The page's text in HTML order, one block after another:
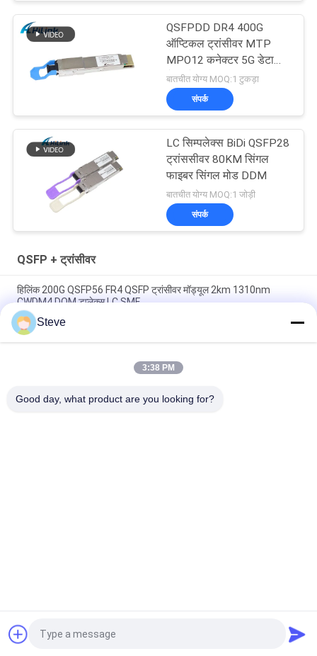
QSFPDD DR4 400G
ऑप्टिकल ट्रांसीवर MTP
MPO12 कनेक्टर 5G डेटा
सेंटर के लिए
बातचीत योग्य MOQ:1 टुकड़ा
संपर्क
LC सिम्पलेक्स BiDi QSFP28
ट्रांससीवर 80KM सिंगल
फाइबर सिंगल मोड DDM
बातचीत योग्य MOQ:1 जोड़ी
संपर्क
QSFP + ट्रांसीवर
हिलिंक 200G QSFP56 FR4 QSFP ट्रांसीवर मॉड्यूल 2km 1310nm
CWDM4 DOM डुप्लेक्स LC SMF
दोहरी सीएस QSFP + ट्रांसीवर DWDM 80KM 100G SMF QSFP28-100G-
ZR4 FTTH के लिए
एलसी 30 केएम 40 जी ईआर 4 क्यूएसएफपी + ट्रांसीवर एलवीटीटीएल फाइबर
Steve
3:38 PM
Good day, what product are you looking for?